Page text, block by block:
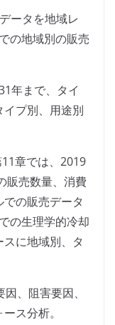
ータを地域レ
の地域別の販売
年まで、タイ
プ別、用途別
章では、2019
販売数量、消費
の販売データ
の生理学的冷却
に地域別、タ
、阻害要因、
ス分析。